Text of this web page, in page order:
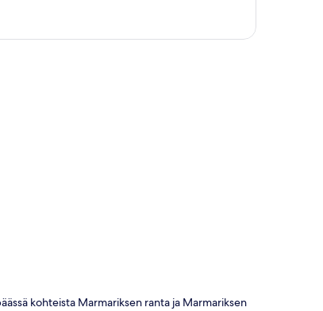
kohteista Marmariksen ranta ja Marmariksen